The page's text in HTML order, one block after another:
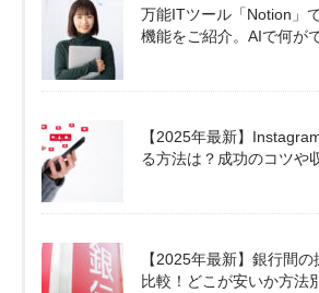
万能ITツール「Notion」
機能をご紹介。AIで何が
【2025年最新】
る方法は？成功のコツや
【2025年最新】銀行間
比較！どこが安いか方法